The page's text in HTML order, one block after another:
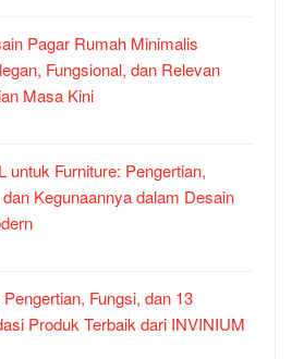
Pagar Rumah Minimalis
Fungsional, dan Relevan
Masa Kini
untuk Furniture: Pengertian,
Kegunaannya dalam Desain
Fungsi, dan 13
Produk Terbaik dari INVINIUM